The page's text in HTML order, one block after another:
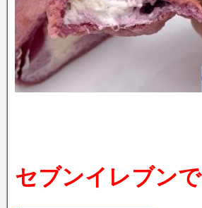
セブンイレブンで